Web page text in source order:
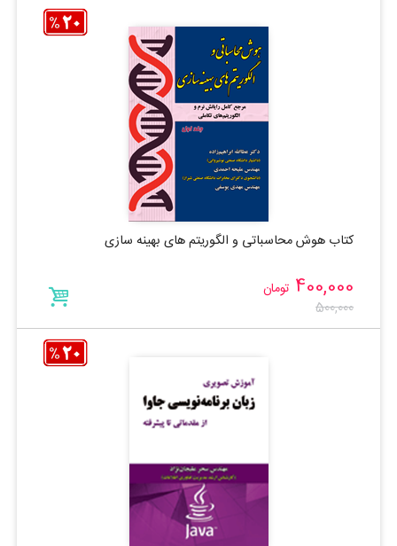
کتاب هوش محاسباتی و الگوریتم های بهینه سازی
400,000 تومان
500,000